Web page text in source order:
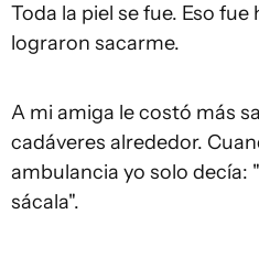
Toda la piel se fue. Eso
lograron sacarme.
A mi amiga le costó más
cadáveres alrededor.
ambulancia yo solo decía:
sácala".